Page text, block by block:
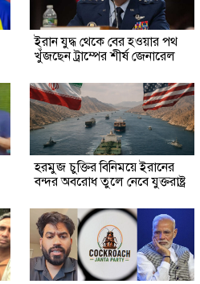
ইরান যুদ্ধ থেকে বের হওয়ার পথ
খুঁজছেন ট্রাম্পের শীর্ষ জেনারেল
হরমুজ চুক্তির বিনিময়ে ইরানের
বন্দর অবরোধ তুলে নেবে যুক্তরাষ্ট্র